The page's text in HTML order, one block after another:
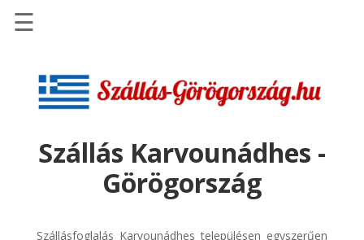
Szállások
Repülőjegy
pénzvisszatérítéssel
☰
Szállás Karvounádhes -
Görögország
Szállásfoglalás Karvounádhes településen egyszerűen